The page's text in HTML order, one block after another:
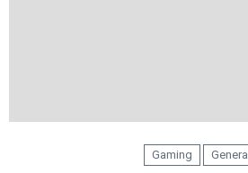
Gaming General